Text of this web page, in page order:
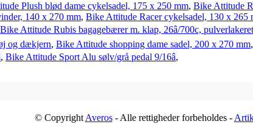
Plush blød dame cykelsadel, 175 x 250 mm, Bike Attitude
140 x 270 mm, Bike Attitude Racer cykelsadel, 130 x 265
Bike Attitude Rubis bagagebærer m. klap, 26â/700c, pulverlakeret
og dækjern, Bike Attitude shopping dame sadel, 200 x 270 mm,
, Bike Attitude Sport Alu sølv/grå pedal 9/16â,
© Copyright Averos- Alle rettigheder forbeholdes -